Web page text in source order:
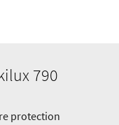
790
protection